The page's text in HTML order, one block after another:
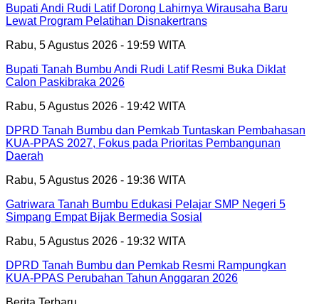
Bupati Andi Rudi Latif Dorong Lahirnya Wirausaha Baru
Lewat Program Pelatihan Disnakertrans
Rabu, 5 Agustus 2026 - 19:59 WITA
Bupati Tanah Bumbu Andi Rudi Latif Resmi Buka Diklat
Calon Paskibraka 2026
Rabu, 5 Agustus 2026 - 19:42 WITA
DPRD Tanah Bumbu dan Pemkab Tuntaskan Pembahasan
KUA-PPAS 2027, Fokus pada Prioritas Pembangunan
Daerah
Rabu, 5 Agustus 2026 - 19:36 WITA
Gatriwara Tanah Bumbu Edukasi Pelajar SMP Negeri 5
Simpang Empat Bijak Bermedia Sosial
Rabu, 5 Agustus 2026 - 19:32 WITA
DPRD Tanah Bumbu dan Pemkab Resmi Rampungkan
KUA-PPAS Perubahan Tahun Anggaran 2026